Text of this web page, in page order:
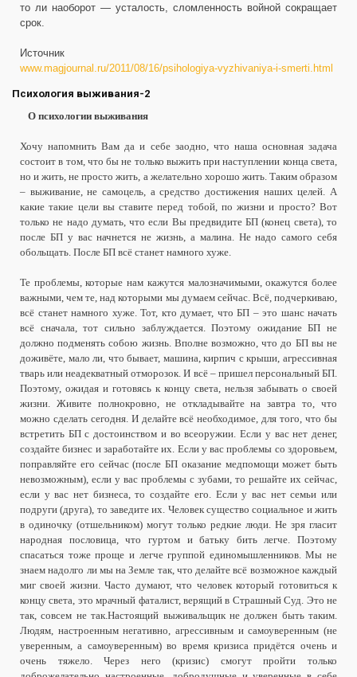
то ли наоборот — усталость, сломленность войной сокращает
срок.
Источник
www.magjournal.ru/2011/08/16/psihologiya-vyzhivaniya-i-smerti.html
Психология выживания-2
О психологии выживания
Хочу напомнить Вам да и себе заодно, что наша основная задача
состоит в том, что бы не только выжить при наступлении конца света,
но и жить, не просто жить, а желательно хорошо жить. Таким образом
– выживание, не самоцель, а средство достижения наших целей. А
какие такие цели вы ставите перед тобой, по жизни и просто? Вот
только не надо думать, что если Вы предвидите БП (конец света), то
после БП у вас начнется не жизнь, а малина. Не надо самого себя
обольщать. После БП всё станет намного хуже.
Те проблемы, которые нам кажутся малозначимыми, окажутся более
важными, чем те, над которыми мы думаем сейчас. Всё, подчеркиваю,
всё станет намного хуже. Тот, кто думает, что БП – это шанс начать
всё сначала, тот сильно заблуждается. Поэтому ожидание БП не
должно подменять собою жизнь. Вполне возможно, что до БП вы не
доживёте, мало ли, что бывает, машина, кирпич с крыши, агрессивная
тварь или неадекватный отморозок. И всё – пришел персональный БП.
Поэтому, ожидая и готовясь к концу света, нельзя забывать о своей
жизни. Живите полнокровно, не откладывайте на завтра то, что
можно сделать сегодня. И делайте всё необходимое, для того, что бы
встретить БП с достоинством и во всеоружии. Если у вас нет денег,
создайте бизнес и заработайте их. Если у вас проблемы со здоровьем,
поправляйте его сейчас (после БП оказание медпомощи может быть
невозможным), если у вас проблемы с зубами, то решайте их сейчас,
если у вас нет бизнеса, то создайте его. Если у вас нет семьи или
подруги (друга), то заведите их. Человек существо социальное и жить
в одиночку (отшельником) могут только редкие люди. Не зря гласит
народная пословица, что гуртом и батьку бить легче. Поэтому
спасаться тоже проще и легче группой единомышленников. Мы не
знаем надолго ли мы на Земле так, что делайте всё возможное каждый
миг своей жизни. Часто думают, что человек который готовиться к
концу света, это мрачный фаталист, верящий в Страшный Суд. Это не
так, совсем не так.Настоящий выживальщик не должен быть таким.
Людям, настроенным негативно, агрессивным и самоуверенным (не
уверенным, а самоуверенным) во время кризиса придётся очень и
очень тяжело. Через него (кризис) смогут пройти только